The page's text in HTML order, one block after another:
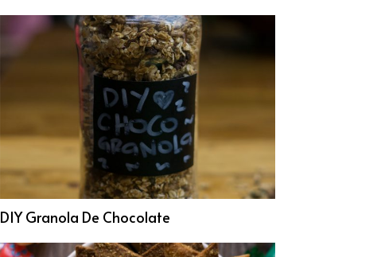
DIY Granola De Chocolate